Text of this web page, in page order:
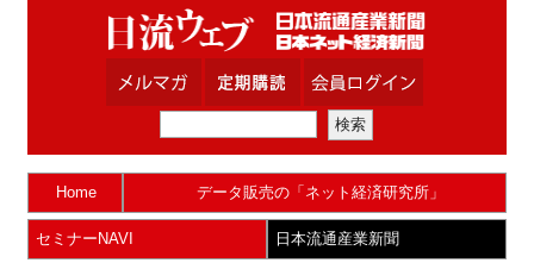
Home データ販売の「ネット経済研究所」
セミナーNAVI 日本流通産業新聞